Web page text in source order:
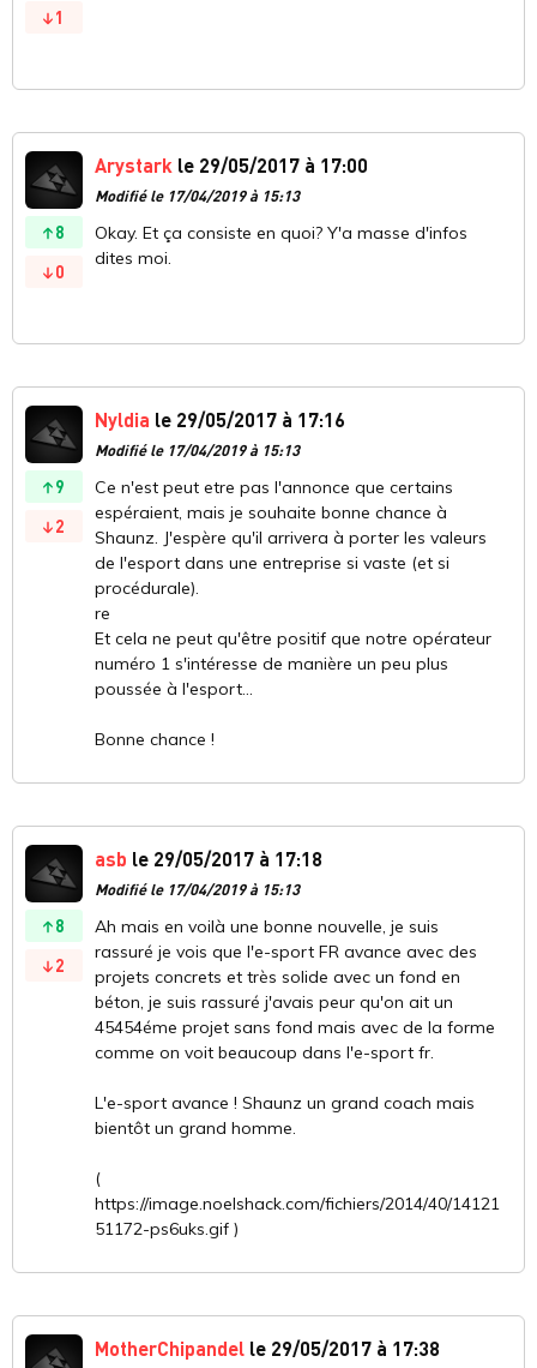
1
8
0
Arystark le 29/05/2017 à 17:00
Modifié le 17/04/2019 à 15:13
Okay. Et ça consiste en quoi? Y'a masse d'infos
dites moi.
9
2
Nyldia le 29/05/2017 à 17:16
Modifié le 17/04/2019 à 15:13
Ce n'est peut etre pas l'annonce que certains
espéraient, mais je souhaite bonne chance à
Shaunz. J'espère qu'il arrivera à porter les valeurs
de l'esport dans une entreprise si vaste (et si
procédurale).
re
Et cela ne peut qu'être positif que notre opérateur
numéro 1 s'intéresse de manière un peu plus
poussée à l'esport...
Bonne chance !
8
2
asb le 29/05/2017 à 17:18
Modifié le 17/04/2019 à 15:13
Ah mais en voilà une bonne nouvelle, je suis
rassuré je vois que l'e-sport FR avance avec des
projets concrets et très solide avec un fond en
béton, je suis rassuré j'avais peur qu'on ait un
45454éme projet sans fond mais avec de la forme
comme on voit beaucoup dans l'e-sport fr.
L'e-sport avance ! Shaunz un grand coach mais
bientôt un grand homme.
(
https://image.noelshack.com/fichiers/2014/40/14121
51172-ps6uks.gif )
MotherChipandel le 29/05/2017 à 17:38